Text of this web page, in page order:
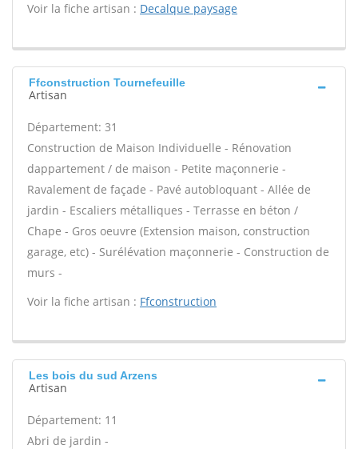
Voir la fiche artisan : Decalque paysage
Ffconstruction Tournefeuille
Artisan
Département: 31
Construction de Maison Individuelle - Rénovation
dappartement / de maison - Petite maçonnerie -
Ravalement de façade - Pavé autobloquant - Allée de
jardin - Escaliers métalliques - Terrasse en béton /
Chape - Gros oeuvre (Extension maison, construction
garage, etc) - Surélévation maçonnerie - Construction de
murs -
Voir la fiche artisan : Ffconstruction
Les bois du sud Arzens
Artisan
Département: 11
Abri de jardin -